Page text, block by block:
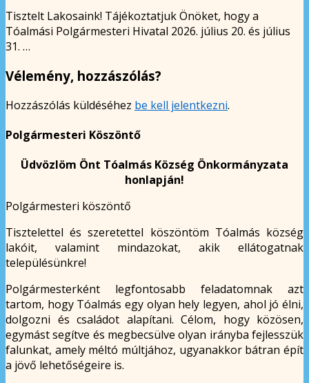
Tisztelt Lakosaink! Tájékoztatjuk Önöket, hogy a
Tóalmási Polgármesteri Hivatal 2026. július 20. és július
31. …
Vélemény, hozzászólás?
Hozzászólás küldéséhez be kell jelentkezni.
Polgármesteri Köszöntő
Üdvözlöm Önt Tóalmás Község Önkormányzata
honlapján!
Polgármesteri köszöntő
Tisztelettel és szeretettel köszöntöm Tóalmás község
lakóit, valamint mindazokat, akik ellátogatnak
településünkre!
Polgármesterként legfontosabb feladatomnak azt
tartom, hogy Tóalmás egy olyan hely legyen, ahol jó élni,
dolgozni és családot alapítani. Célom, hogy közösen,
egymást segítve és megbecsülve olyan irányba fejlesszük
falunkat, amely méltó múltjához, ugyanakkor bátran épít
a jövő lehetőségeire is.